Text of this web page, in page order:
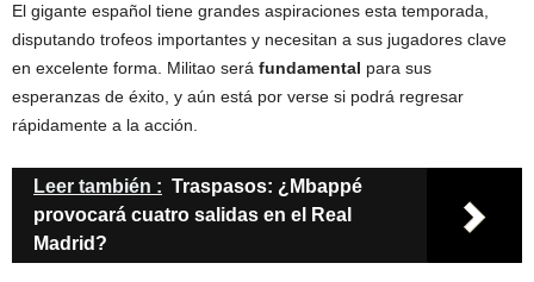
El gigante español tiene grandes aspiraciones esta temporada,
disputando trofeos importantes y necesitan a sus jugadores clave
en excelente forma. Militao será fundamental para sus
esperanzas de éxito, y aún está por verse si podrá regresar
rápidamente a la acción.
Leer también : Traspasos: ¿Mbappé
provocará cuatro salidas en el Real
Madrid?